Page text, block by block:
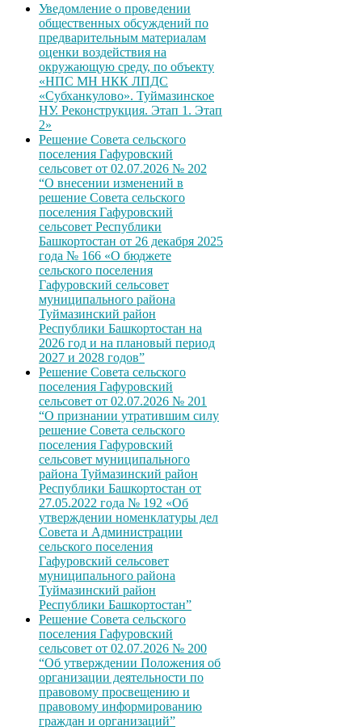
Уведомление о проведении
общественных обсуждений по
предварительным материалам
оценки воздействия на
окружающую среду, по объекту
«НПС МН НКК ЛПДС
«Субханкулово». Туймазинское
НУ. Реконструкция. Этап 1. Этап
2»
Решение Совета сельского
поселения Гафуровский
сельсовет от 02.07.2026 № 202
“О внесении изменений в
решение Совета сельского
поселения Гафуровский
сельсовет Республики
Башкортостан от 26 декабря 2025
года № 166 «О бюджете
сельского поселения
Гафуровский сельсовет
муниципального района
Туймазинский район
Республики Башкортостан на
2026 год и на плановый период
2027 и 2028 годов”
Решение Совета сельского
поселения Гафуровский
сельсовет от 02.07.2026 № 201
“О признании утратившим силу
решение Совета сельского
поселения Гафуровский
сельсовет муниципального
района Туймазинский район
Республики Башкортостан от
27.05.2022 года № 192 «Об
утверждении номенклатуры дел
Совета и Администрации
сельского поселения
Гафуровский сельсовет
муниципального района
Туймазинский район
Республики Башкортостан”
Решение Совета сельского
поселения Гафуровский
сельсовет от 02.07.2026 № 200
“Об утверждении Положения об
организации деятельности по
правовому просвещению и
правовому информированию
граждан и организаций”